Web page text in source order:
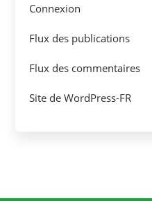
Connexion
Flux des publications
Flux des commentaires
Site de WordPress-FR